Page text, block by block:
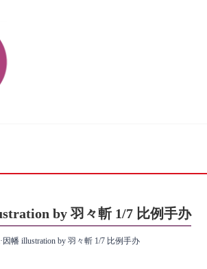
by 羽々斬 1/7 比例手办
幡 illustration by 羽々斬 1/7 比例手办